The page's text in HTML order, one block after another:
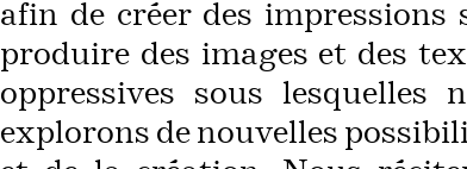
afin de créer des
produire des images et des
oppressives sous lesquelles
explorons de nouvelles